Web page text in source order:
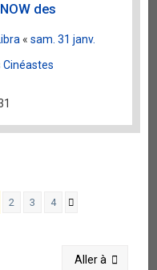
des
«sam. 31 janv.
Cinéastes
2 3 4
Aller à